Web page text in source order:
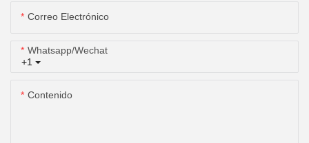
Correo Electrónico
+1
Whatsapp/wechat
Contenido